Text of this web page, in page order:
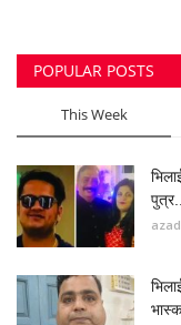
मनोरंजन
सेहत
धर्म
करियर
राशिफल
POPULAR POSTS
This Week
पुत्र...